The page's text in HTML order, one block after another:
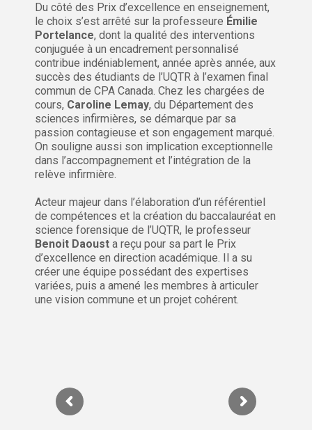
Du côté des Prix d’excellence en enseignement,
le choix s’est arrêté sur la professeure Émilie
Portelance, dont la qualité des interventions
conjuguée à un encadrement personnalisé
contribue indéniablement, année après année, aux
succès des étudiants de l’UQTR à l’examen final
commun de CPA Canada. Chez les chargées de
cours, Caroline Lemay, du Département des
sciences infirmières, se démarque par sa
passion contagieuse et son engagement marqué.
On souligne aussi son implication exceptionnelle
dans l’accompagnement et l’intégration de la
relève infirmière.
Acteur majeur dans l’élaboration d’un référentiel
de compétences et la création du baccalauréat en
science forensique de l’UQTR, le professeur
Benoit Daoust a reçu pour sa part le Prix
d’excellence en direction académique. Il a su
créer une équipe possédant des expertises
variées, puis a amené les membres à articuler
une vision commune et un projet cohérent.